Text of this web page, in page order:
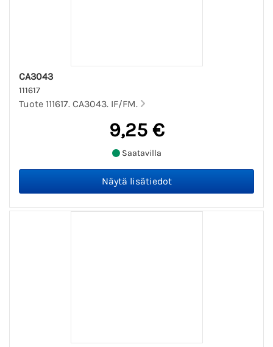
CA3043
111617
Tuote 111617. CA3043. IF/FM.
9,25 €
Saatavilla